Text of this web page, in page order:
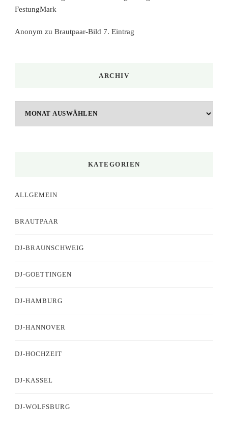
FestungMark
Anonym zu Brautpaar-Bild 7. Eintrag
ARCHIV
KATEGORIEN
ALLGEMEIN
BRAUTPAAR
DJ-BRAUNSCHWEIG
DJ-GOETTINGEN
DJ-HAMBURG
DJ-HANNOVER
DJ-HOCHZEIT
DJ-KASSEL
DJ-WOLFSBURG